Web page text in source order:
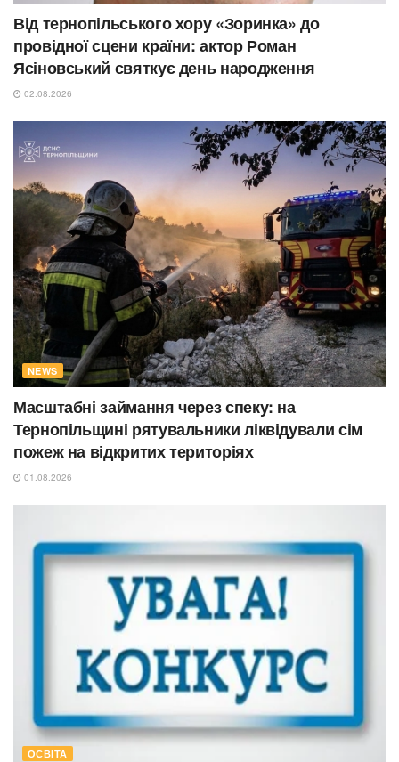
Від тернопільського хору «Зоринка» до
провідної сцени країни: актор Роман
Ясіновський святкує день народження
02.08.2026
NEWS
Масштабні займання через спеку: на
Тернопільщині рятувальники ліквідували сім
пожеж на відкритих територіях
01.08.2026
ОСВІТА